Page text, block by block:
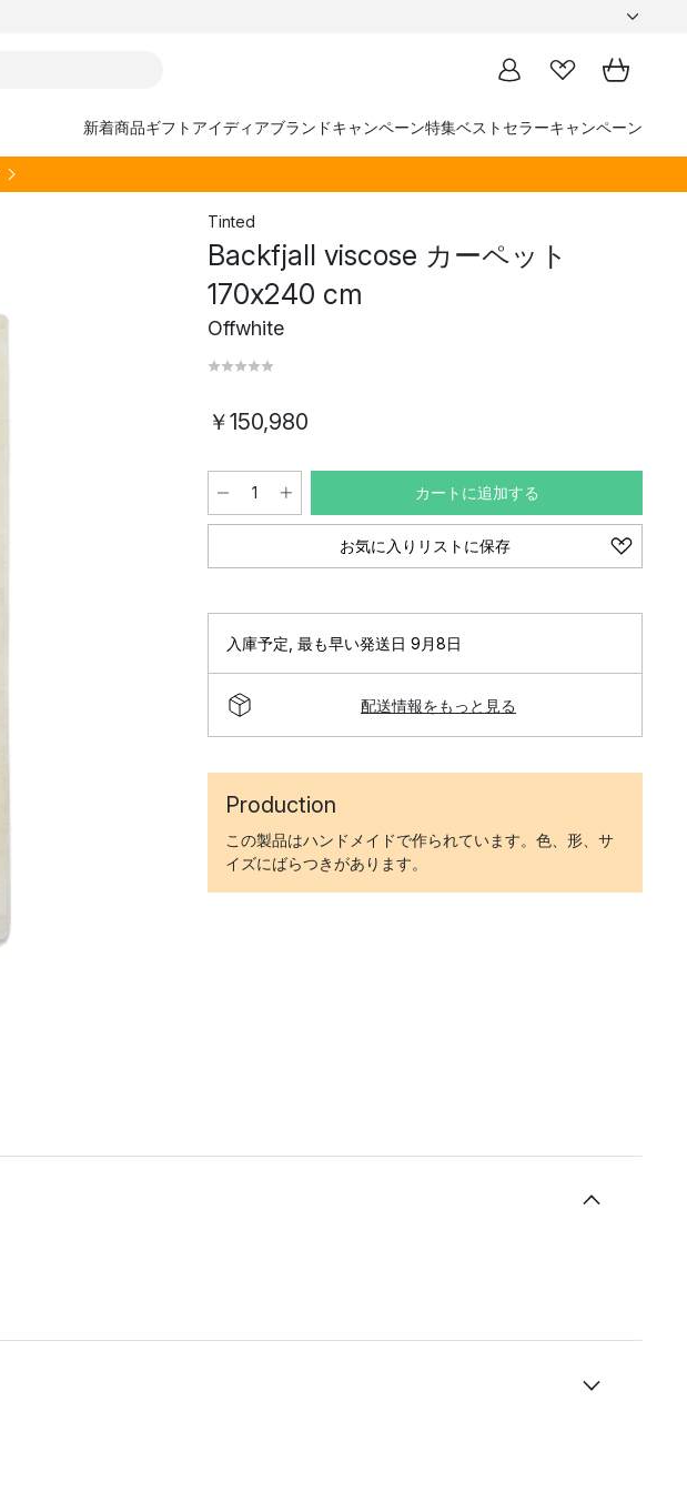
新着商品ギフトアイディアブランドキャンペーン特集ベストセラーキャンペーン
Tinted
Backfjall viscose カーペット
170x240 cm
Offwhite
￥150,980
カートに追加する
お気に入りリストに保存
入庫予定 最も早い発送日 9月8日
配送情報をもっと見る
Production
この製品はハンドメイドで作られています。色、形、サ
イズにばらつきがあります。